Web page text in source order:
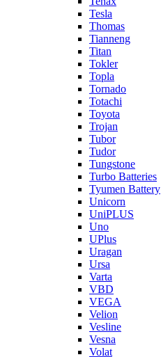
Tesla
Thomas
Tianneng
Titan
Tokler
Topla
Tornado
Totachi
Toyota
Trojan
Tubor
Tudor
Tungstone
Turbo Batteries
Tyumen Battery
Unicorn
UniPLUS
Uno
UPlus
Uragan
Ursa
Varta
VBD
VEGA
Velion
Vesline
Vesna
Volat